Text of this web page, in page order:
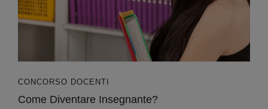
CONCORSO DOCENTI
Come Diventare Insegnante?